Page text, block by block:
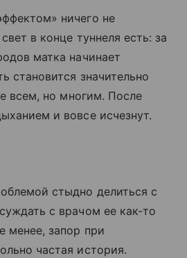
ничего не
в конце туннеля есть: за
матка начинает
становится значительно
всем, но многим. После
и вовсе исчезнут.
стыдно делиться с
с врачом ее как-то
менее, запор при
частая история.